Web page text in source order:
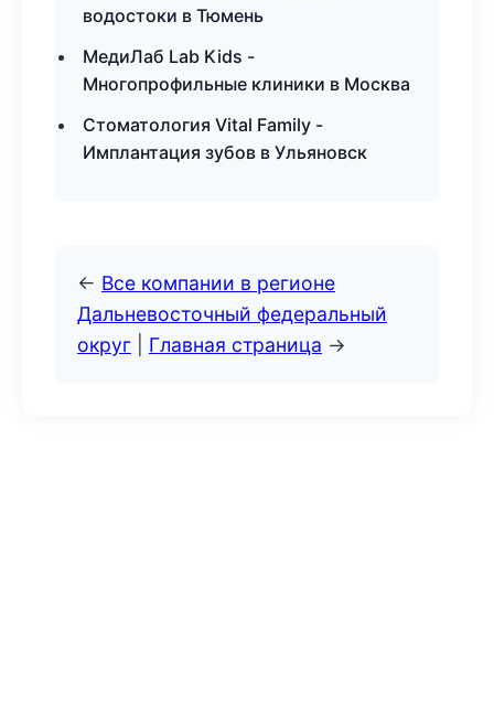
водостоки в Тюмень
МедиЛаб Lab Kids -
Многопрофильные клиники в Москва
Стоматология Vital Family -
Имплантация зубов в Ульяновск
← Все компании в регионе
Дальневосточный федеральный
округ
Главная страница →